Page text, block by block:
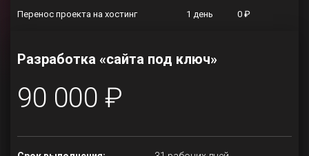
Перенос проекта на хостинг 1 день 0 ₽
Разработка «сайта под ключ»
90 000 ₽